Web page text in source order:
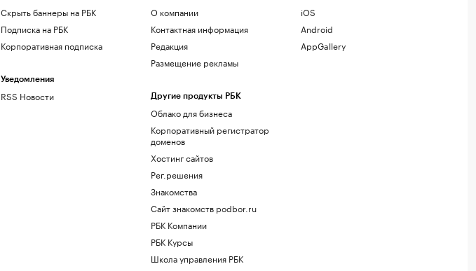
Скрыть баннеры на РБК
Подписка на РБК
Корпоративная подписка
Уведомления
RSS Новости
О компании
Контактная информация
Редакция
Размещение рекламы
Другие продукты РБК
Облако для бизнеса
Корпоративный регистратор
доменов
Хостинг сайтов
Рег.решения
Знакомства
Сайт знакомств podbor.ru
РБК Компании
РБК Курсы
Школа управления РБК
iOS
Android
AppGallery